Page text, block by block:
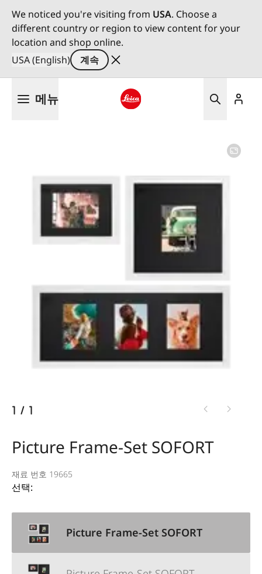
We noticed you're visiting from USA. Choose a
different country or region to view content for your
location and shop online.
USA (English)
계속
메뉴
1 / 1
Picture Frame-Set SOFORT
재료 번호 19665
선택:
Picture Frame-Set SOFORT